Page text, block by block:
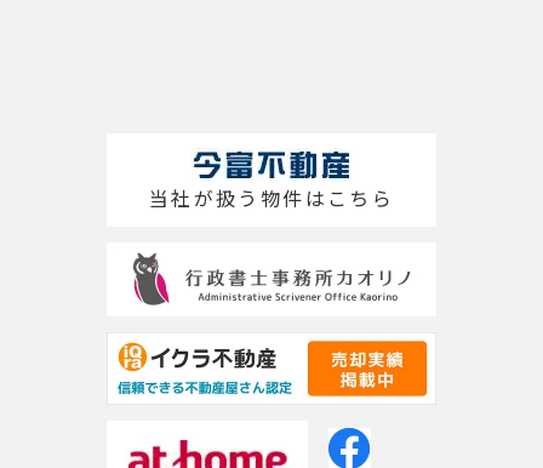
当社が扱う物件はこちら